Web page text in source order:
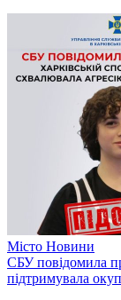
Місто Новини
СБУ повідомила
підтримувала